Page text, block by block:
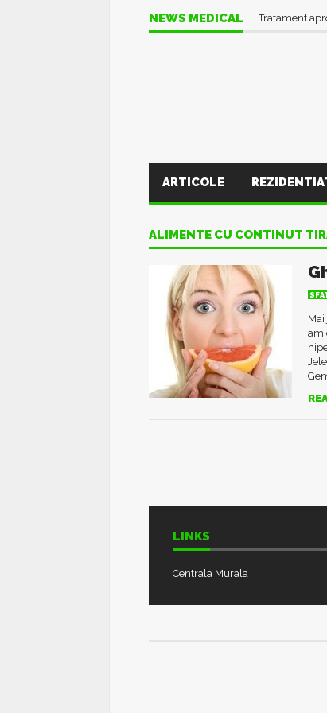
NEWS MEDICAL Tratament
ARTICOLE
ALIMENTE CU CONTINUT
am
LINKS
Centrala Murala